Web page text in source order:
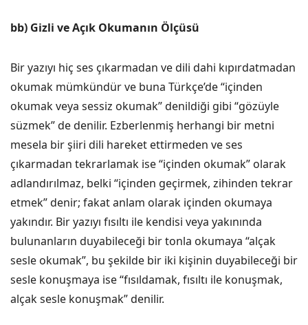
bb) Gizli ve Açık Okumanın Ölçüsü
Bir yazıyı hiç ses çıkarmadan ve dili dahi kıpırdatmadan
okumak mümkündür ve buna Türkçe’de “içinden
okumak veya sessiz okumak” denildiği gibi “gözüyle
süzmek” de denilir. Ezberlenmiş herhangi bir metni
mesela bir şiiri dili hareket ettirmeden ve ses
çıkarmadan tekrarlamak ise “içinden okumak” olarak
adlandırılmaz, belki “içinden geçirmek, zihinden tekrar
etmek” denir; fakat anlam olarak içinden okumaya
yakındır. Bir yazıyı fısıltı ile kendisi veya yakınında
bulunanların duyabileceği bir tonla okumaya “alçak
sesle okumak”, bu şekilde bir iki kişinin duyabileceği bir
sesle konuşmaya ise “fısıldamak, fısıltı ile konuşmak,
alçak sesle konuşmak” denilir.